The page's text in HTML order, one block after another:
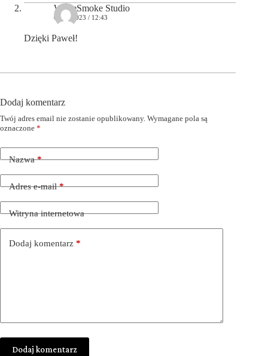
WhiteSmoke Studio
07/06/2023 / 12:43
Dzięki Paweł!
Dodaj komentarz
Twój adres email nie zostanie opublikowany. Wymagane pola są
oznaczone *
Nazwa*
Adres e-mail*
Witryna internetowa
Dodaj komentarz *
Dodaj komentarz